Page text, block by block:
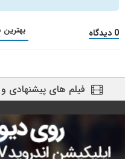
0 دیدگاه بهترین
فیلم های پیشنهادی